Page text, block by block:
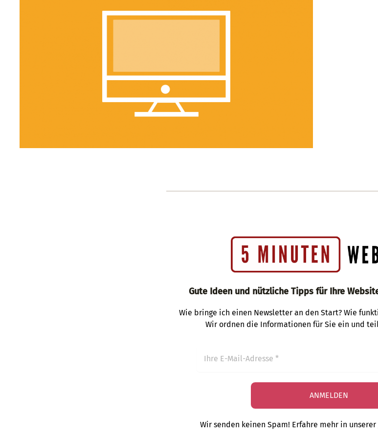
Gute Ideen und nützliche Tipps für Ihre
Wie bringe ich einen Newsletter an den Start? Wie
Wir ordnen die Informationen für Sie ein und
Wir senden keinen Spam! Erfahre mehr in unserer